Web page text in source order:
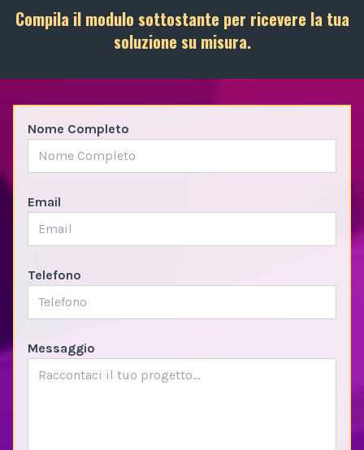
Compila il modulo sottostante per ricevere la tua
soluzione su misura.
Nome Completo
Email
Telefono
Messaggio